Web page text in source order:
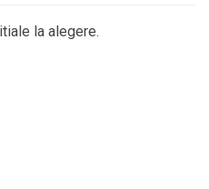
la alegere.